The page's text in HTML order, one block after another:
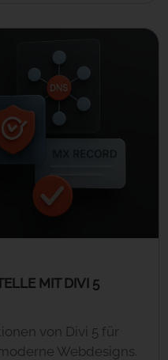
MIT DIVI 5
von Divi 5 für
Webdesigns.